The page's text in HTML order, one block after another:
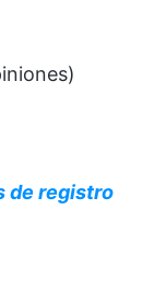
de registro